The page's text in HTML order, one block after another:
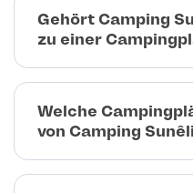
Gehört Camping
zu einer
Welche
von Camping